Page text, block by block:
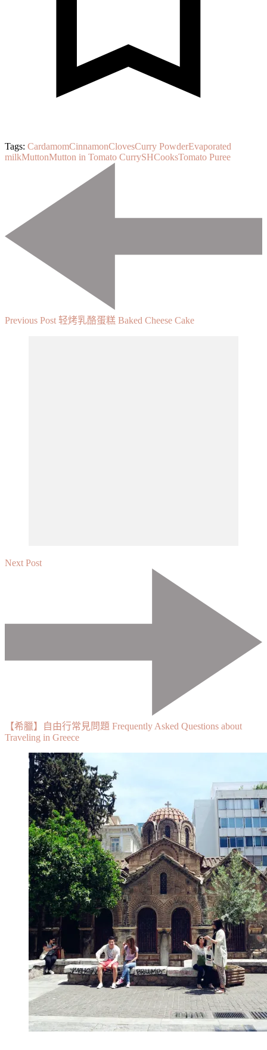
Tags: CardamomCinnamonClovesCurry PowderEvaporated
milkMuttonMutton in Tomato CurrySHCooksTomato Puree
Navigation
Previous Post 轻烤乳酪蛋糕 Baked Cheese Cake
Next Post
【希臘】自由行常見問題 Frequently Asked Questions about
Traveling in Greece